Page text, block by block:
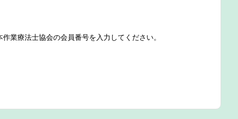
業療法士協会の会員番号を入力してください。